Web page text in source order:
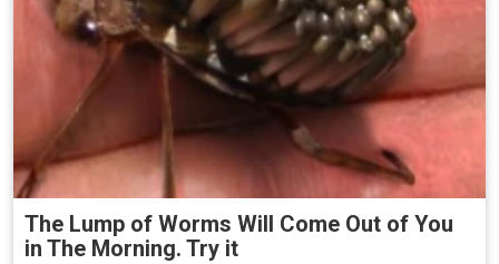
The Lump of Worms Will Come Out of You
in The Morning. Try it